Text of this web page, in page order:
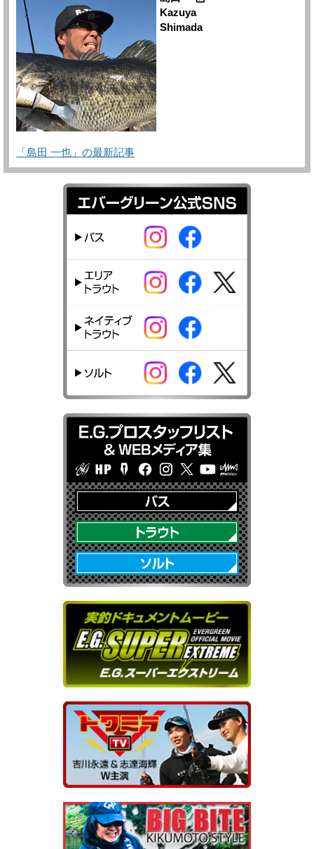
Kazuya
Shimada
「島田 一也」の最新記事